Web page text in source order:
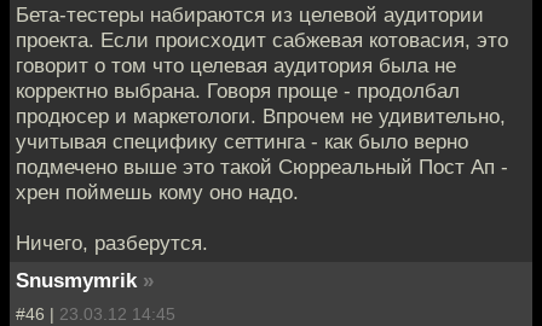
Бета-тестеры набираются из целевой аудитории
проекта. Если происходит сабжевая котовасия, это
говорит о том что целевая аудитория была не
корректно выбрана. Говоря проще - продолбал
продюсер и маркетологи. Впрочем не удивительно,
учитывая специфику сеттинга - как было верно
подмечено выше это такой Сюрреальный Пост Ап -
хрен поймешь кому оно надо.
Ничего, разберутся.
Snusmymrik »
#46 | 23.03.12 14:45